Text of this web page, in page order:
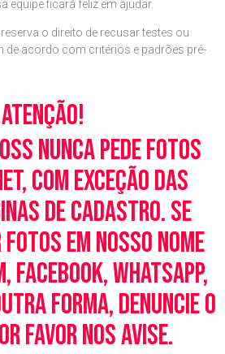
equipe ficará feliz em ajudar.
reserva o direito de recusar testes ou
de acordo com critérios e padrões pré-
Atenção!
nunca pede fotos
com exceção das
de cadastro. Se
em nosso nome
Facebook, WhatsApp,
forma, denuncie o
favor nos avise.